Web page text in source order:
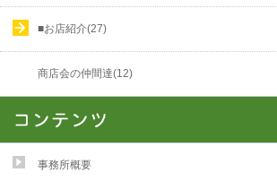
■お店紹介(27)
商店会の仲間達(12)
事務所概要